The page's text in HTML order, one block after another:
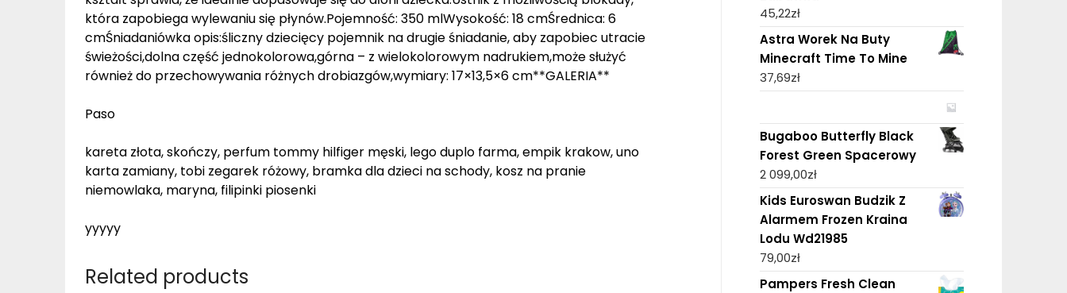
która zapobiega wylewaniu się płynów.Pojemność: 350 mlWysokość: 18 cmŚrednica: 6
cmŚniadaniówka opis:śliczny dziecięcy pojemnik na drugie śniadanie, aby zapobiec utracie
świeżości,dolna część jednokolorowa,górna – z wielokolorowym nadrukiem,może służyć
również do przechowywania różnych drobiazgów,wymiary: 17×13,5×6 cm**GALERIA**
Paso
kareta złota, skończy, perfum tommy hilfiger męski, lego duplo farma, empik krakow, uno
karta zamiany, tobi zegarek różowy, bramka dla dzieci na schody, kosz na pranie
niemowlaka, maryna, filipinki piosenki
yyyyy
Related products
45,22zł
Astra Worek Na Buty
Minecraft Time To Mine
37,69zł
Bugaboo Butterfly Black
Forest Green Spacerowy
2 099,00zł
Kids Euroswan Budzik Z
Alarmem Frozen Kraina
Lodu Wd21985
79,00zł
Pampers Fresh Clean